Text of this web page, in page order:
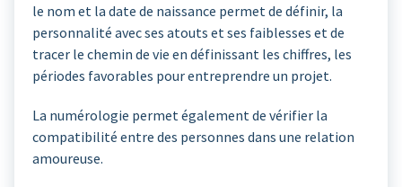
le nom et la date de naissance permet de définir, la
personnalité avec ses atouts et ses faiblesses et de
tracer le chemin de vie en définissant les chiffres, les
périodes favorables pour entreprendre un projet.
La numérologie permet également de vérifier la
compatibilité entre des personnes dans une relation
amoureuse.